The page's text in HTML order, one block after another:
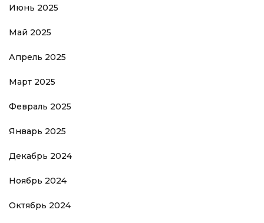
Июнь 2025
Май 2025
Апрель 2025
Март 2025
Февраль 2025
Январь 2025
Декабрь 2024
Ноябрь 2024
Октябрь 2024